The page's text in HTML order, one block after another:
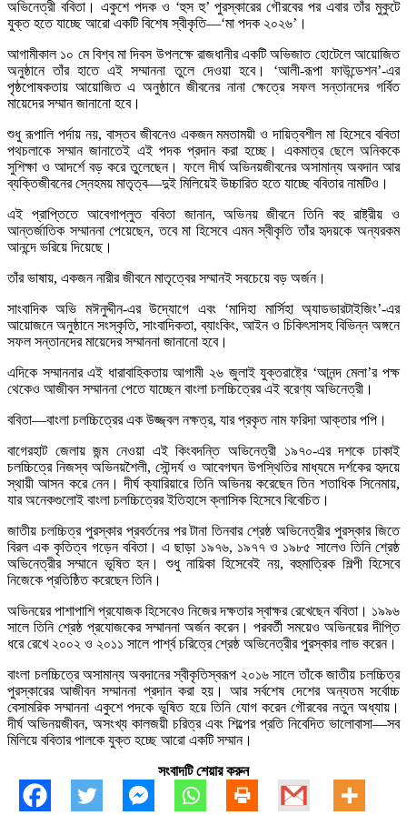
অভিনেত্রী ববিতা। একুশে পদক ও ‘হুস হু’ পুরস্কারের গৌরবের পর এবার তাঁর মুকুটে
যুক্ত হতে যাচ্ছে আরো একটি বিশেষ স্বীকৃতি—‘মা পদক ২০২৬’।
আগামীকাল ১০ মে বিশ্ব মা দিবস উপলক্ষে রাজধানীর একটি অভিজাত হোটেলে আয়োজিত
অনুষ্ঠানে তাঁর হাতে এই সম্মাননা তুলে দেওয়া হবে। ‘আলী-রূপা ফাউন্ডেশন’-এর
পৃষ্ঠপোষকতায় আয়োজিত এ অনুষ্ঠানে জীবনের নানা ক্ষেত্রে সফল সন্তানদের গর্বিত
মায়েদের সম্মান জানানো হবে।
শুধু রূপালি পর্দায় নয়, বাস্তব জীবনেও একজন মমতাময়ী ও দায়িত্বশীল মা হিসেবে ববিতা
পথচলাকে সম্মান জানাতেই এই পদক প্রদান করা হচ্ছে। একমাত্র ছেলে অনিককে
সুশিক্ষা ও আদর্শে বড় করে তুলেছেন। ফলে দীর্ঘ অভিনয়জীবনের অসামান্য অবদান আর
ব্যক্তিজীবনের স্নেহময় মাতৃত্ব—দুই মিলিয়েই উচ্চারিত হতে যাচ্ছে ববিতার নামটিও।
এই প্রাপ্তিতে আবেগাপ্লুত ববিতা জানান, অভিনয় জীবনে তিনি বহু রাষ্ট্রীয় ও
আন্তর্জাতিক সম্মাননা পেয়েছেন, তবে মা হিসেবে এমন স্বীকৃতি তাঁর হৃদয়কে অন্যরকম
আনন্দে ভরিয়ে দিয়েছে।
তাঁর ভাষায়, একজন নারীর জীবনে মাতৃত্বের সম্মানই সবচেয়ে বড় অর্জন।
সাংবাদিক অভি মঈনুদ্দীন-এর উদ্যোগে এবং ‘মাদিহা মার্সিহা অ্যাডভারটাইজিং’-এর
আয়োজনে অনুষ্ঠানে সংস্কৃতি, সাংবাদিকতা, ব্যাংকিং, আইন ও চিকিৎসাসহ বিভিন্ন অঙ্গনে
সফল সন্তানদের মায়েদের সম্মাননা জানানো হবে।
এদিকে সম্মাননার এই ধারাবাহিকতায় আগামী ২৬ জুলাই যুক্তরাষ্ট্রে ‘আনন্দ মেলা’র পক্ষ
থেকেও আজীবন সম্মাননা পেতে যাচ্ছেন বাংলা চলচ্চিত্রের এই বরেণ্য অভিনেত্রী।
ববিতা—বাংলা চলচ্চিত্রের এক উজ্জ্বল নক্ষত্র, যার প্রকৃত নাম ফরিদা আক্তার পপি।
বাগেরহাট জেলায় জন্ম নেওয়া এই কিংবদন্তি অভিনেত্রী ১৯৭০-এর দশকে ঢাকাই
চলচ্চিত্রে নিজস্ব অভিনয়শৈলী, সৌন্দর্য ও আবেগঘন উপস্থিতির মাধ্যমে দর্শকের হৃদয়ে
স্থায়ী আসন করে নেন। দীর্ঘ ক্যারিয়ারে তিনি অভিনয় করেছেন তিন শতাধিক সিনেমায়,
যার অনেকগুলোই বাংলা চলচ্চিত্রের ইতিহাসে ক্লাসিক হিসেবে বিবেচিত।
জাতীয় চলচ্চিত্র পুরস্কার প্রবর্তনের পর টানা তিনবার শ্রেষ্ঠ অভিনেত্রীর পুরস্কার জিতে
বিরল এক কৃতিত্ব গড়েন ববিতা। এ ছাড়া ১৯৭৬, ১৯৭৭ ও ১৯৮৫ সালেও তিনি শ্রেষ্ঠ
অভিনেত্রীর সম্মানে ভূষিত হন। শুধু নায়িকা হিসেবেই নয়, বহুমাত্রিক শিল্পী হিসেবে
নিজেকে প্রতিষ্ঠিত করেছেন তিনি।
অভিনয়ের পাশাপাশি প্রযোজক হিসেবেও নিজের দক্ষতার স্বাক্ষর রেখেছেন ববিতা। ১৯৯৬
সালে তিনি শ্রেষ্ঠ প্রযোজকের সম্মাননা অর্জন করেন। পরবর্তী সময়েও অভিনয়ের দীপ্তি
ধরে রেখে ২০০২ ও ২০১১ সালে পার্শ্ব চরিত্রে শ্রেষ্ঠ অভিনেত্রীর পুরস্কার লাভ করেন।
বাংলা চলচ্চিত্রে অসামান্য অবদানের স্বীকৃতিস্বরূপ ২০১৬ সালে তাঁকে জাতীয় চলচ্চিত্র
পুরস্কারের আজীবন সম্মাননা প্রদান করা হয়। আর সর্বশেষ দেশের অন্যতম সর্বোচ্চ
বেসামরিক সম্মাননা একুশে পদকে ভূষিত হয়ে তিনি যোগ করেন গৌরবের নতুন অধ্যায়।
দীর্ঘ অভিনয়জীবন, অসংখ্য কালজয়ী চরিত্র এবং শিল্পের প্রতি নিবেদিত ভালোবাসা—সব
মিলিয়ে ববিতার পালকে যুক্ত হচ্ছে আরো একটি সম্মান।
সংবাদটি শেয়ার করুন